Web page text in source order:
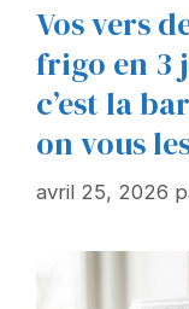
Vos vers
frigo en 3
c’est la
on vous
avril 25, 2026